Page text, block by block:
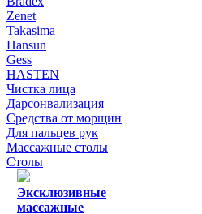
Zenet
Takasima
Hansun
Gess
HASTEN
Чистка лица
Дарсонвализация
Средства от морщин
Для пальцев рук
Массажные столы
Столы
Эксклюзивные
массажные